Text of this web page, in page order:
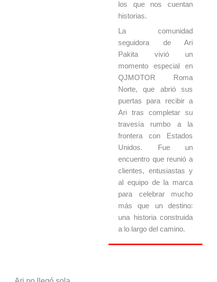
los que nos cuentan
historias.
La comunidad
seguidora de Ari
Pakita vivió un
momento especial en
QJMOTOR Roma
Norte, que abrió sus
puertas para recibir a
Ari tras completar su
travesía rumbo a la
frontera con Estados
Unidos. Fue un
encuentro que reunió a
clientes, entusiastas y
al equipo de la marca
para celebrar mucho
más que un destino:
una historia construida
a lo largo del camino.